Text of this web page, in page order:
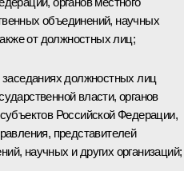
объединений, научных
от должностных лиц;
должностных лиц
власти, органов
Российской Федерации,
представителей
научных и других организаций;